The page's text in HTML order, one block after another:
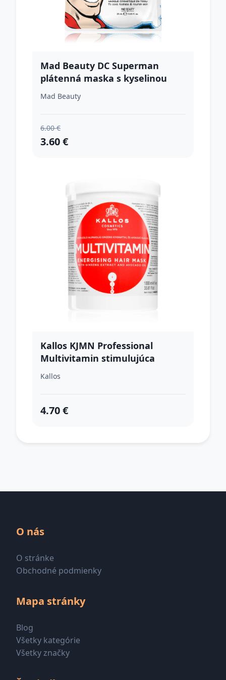
Mad Beauty DC Superman
plátenná maska s kyselinou
hyalurónovou 25 ml
Mad Beauty
6.00 €
3.60 €
Kallos KJMN Professional
Multivitamin stimulujúca
maska na vlasy 1000 ml
Kallos
4.70 €
O nás
O stránke
Obchodné podmienky
Mapa stránky
Blog
Všetky kategórie
Všetky značky